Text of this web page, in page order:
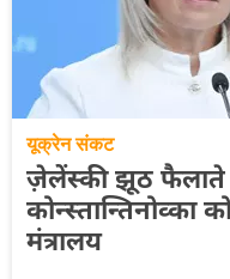
यूक्रेन संकट
ज़ेलेंस्की झूठ
कोन्स्तान्तिनोव्का
मंत्रालय